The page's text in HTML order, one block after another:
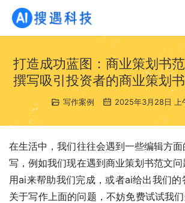
打造成功蓝图：商业策划书
撰写吸引投资者的商业策划
写作案例 2025年3月28日 上
在生活中，我们往往会遇到一些编辑方
写，例如我们现在遇到商业策划书范文
用ai来帮助我们完成，或者ai给出我们
关于写作上面的问题，不妨免费试试我